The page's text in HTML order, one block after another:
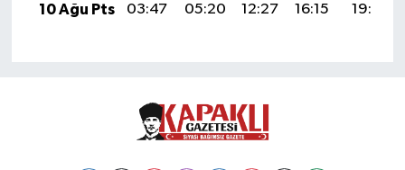
10 Ağu Pts
03:47 05:20 12:27 16:15 19:25